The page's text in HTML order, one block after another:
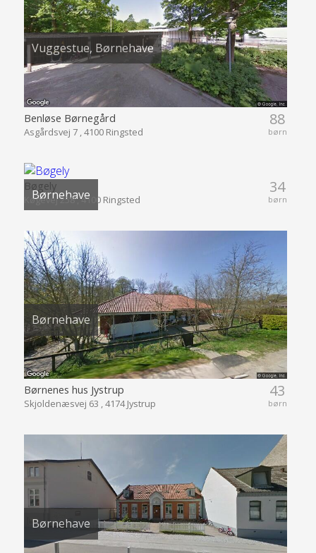
Vuggestue, Børnehave
88
børn
Benløse Børnegård
Asgårdsvej 7 , 4100 Ringsted
Børnehave 34
børn
Bøgely
Køgevej 258 , 4100 Ringsted
Børnehave
43
børn
Børnenes hus Jystrup
Skjoldenæsvej 63 , 4174 Jystrup
Børnehave